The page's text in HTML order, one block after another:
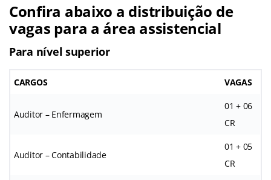
Confira abaixo a distribuição de
vagas para a área assistencial
Para nível superior
CARGOS VAGAS
Auditor – Enfermagem
01 + 06
CR
Auditor – Contabilidade
01 + 05
CR